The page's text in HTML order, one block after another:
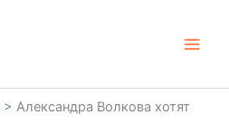
> Александра Волкова хотят